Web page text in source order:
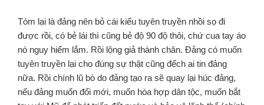
Tóm lại là đảng nên bỏ cái kiểu tuyên truyền nhồi sọ đi
được rồi, có bẻ lái thì cũng bẻ độ 90 độ thôi, chứ cua tay áo
nó nguy hiểm lắm. Rồi lộng giả thành chân. Đảng có muốn
tuyên truyền lại cho đúng sự thật cũng đếch ai tin đảng
nữa. Rồi chính lũ bò do đảng tạo ra sẽ quay lại húc đảng,
nếu đảng muốn đổi mới, muốn hòa hợp dân tộc, muốn bắt